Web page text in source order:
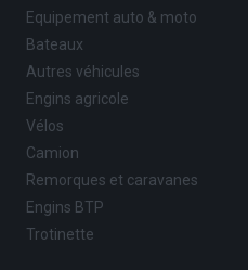
Equipement auto & moto
Bateaux
Autres véhicules
Engins agricole
Vélos
Camion
Remorques et caravanes
Engins BTP
Trotinette